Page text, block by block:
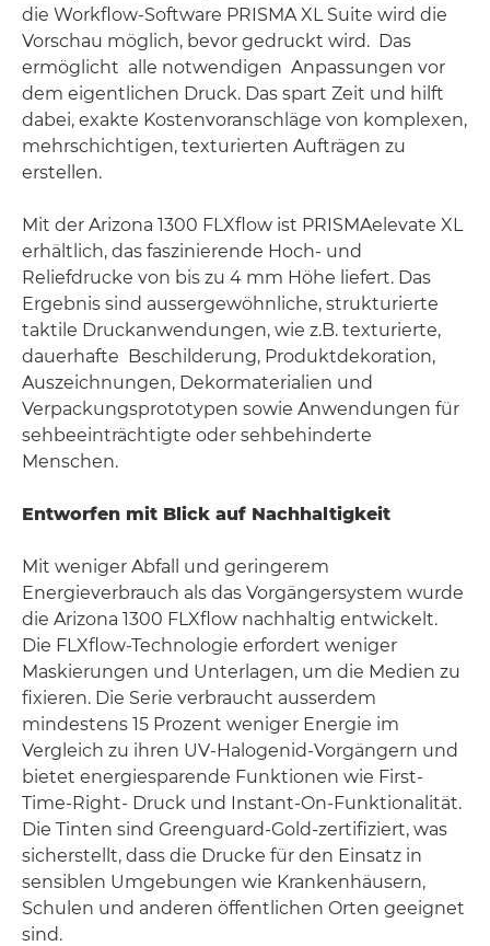
die Workflow-Software PRISMA XL Suite wird die
Vorschau möglich, bevor gedruckt wird. Das
ermöglicht alle notwendigen Anpassungen vor
dem eigentlichen Druck. Das spart Zeit und hilft
dabei, exakte Kostenvoranschläge von komplexen,
mehrschichtigen, texturierten Aufträgen zu
erstellen.
Mit der Arizona 1300 FLXflow ist PRISMAelevate XL
erhältlich, das faszinierende Hoch- und
Reliefdrucke von bis zu 4 mm Höhe liefert. Das
Ergebnis sind aussergewöhnliche, strukturierte
taktile Druckanwendungen, wie z.B. texturierte,
dauerhafte Beschilderung, Produktdekoration,
Auszeichnungen, Dekormaterialien und
Verpackungsprototypen sowie Anwendungen für
sehbeeinträchtigte oder sehbehinderte
Menschen.
Entworfen mit Blick auf Nachhaltigkeit
Mit weniger Abfall und geringerem
Energieverbrauch als das Vorgängersystem wurde
die Arizona 1300 FLXflow nachhaltig entwickelt.
Die FLXflow-Technologie erfordert weniger
Maskierungen und Unterlagen, um die Medien zu
fixieren. Die Serie verbraucht ausserdem
mindestens 15 Prozent weniger Energie im
Vergleich zu ihren UV-Halogenid-Vorgängern und
bietet energiesparende Funktionen wie First-
Time-Right- Druck und Instant-On-Funktionalität.
Die Tinten sind Greenguard-Gold-zertifiziert, was
sicherstellt, dass die Drucke für den Einsatz in
sensiblen Umgebungen wie Krankenhäusern,
Schulen und anderen öffentlichen Orten geeignet
sind.